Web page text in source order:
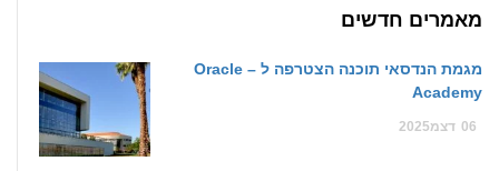
מאמרים חדשים
מגמת הנדסאי תוכנה הצטרפה ל – Oracle
Academy
06 דצמ2025